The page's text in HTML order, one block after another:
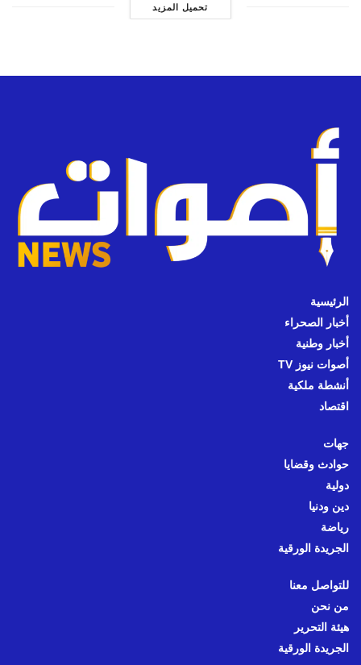
تحميل المزيد
الرئيسية
أخبار الصحراء
أخبار وطنية
أصوات نيوز TV
أنشطة ملكية
اقتصاد
جهات
حوادث وقضايا
دولية
دين ودنيا
رياضة
الجريدة الورقية
للتواصل معنا
من نحن
هيئة التحرير
الجريدة الورقية